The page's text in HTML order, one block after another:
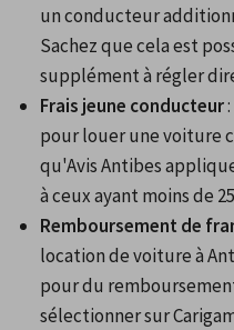
un conducteur
Sachez que cela est
supplément à régler
Frais jeune conducteur
pour louer une voiture
qu'Avis Antibes
à ceux ayant moins de
Remboursement de
location de voiture à
pour du
sélectionner sur